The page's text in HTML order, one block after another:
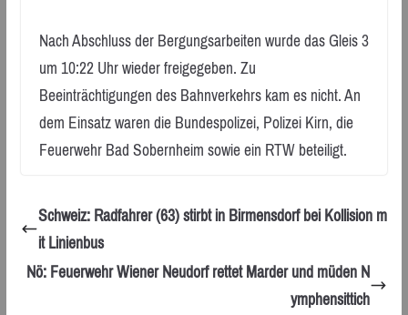
Nach Abschluss der Bergungsarbeiten wurde das Gleis 3
um 10:22 Uhr wieder freigegeben. Zu
Beeinträchtigungen des Bahnverkehrs kam es nicht. An
dem Einsatz waren die Bundespolizei, Polizei Kirn, die
Feuerwehr Bad Sobernheim sowie ein RTW beteiligt.
Schweiz: Radfahrer (63) stirbt in Birmensdorf bei Kollision m
it Linienbus
Nö: Feuerwehr Wiener Neudorf rettet Marder und müden N
ymphensittich